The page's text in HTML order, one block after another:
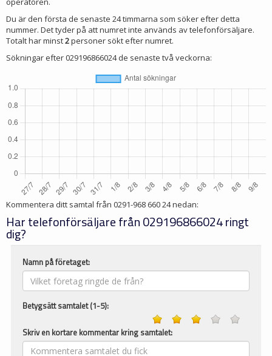
Du är den första de senaste 24 timmarna som söker efter detta
nummer. Det tyder på att numret inte används av telefonförsäljare.
Totalt har minst2personer sökt efter numret.
Sökningar efter 029196866024 de senaste två veckorna:
Kommentera ditt samtal från 0291-968 660 24nedan:
Har telefonförsäljare från 029196866024 ringt
dig?
Namn på företaget:
Betygsätt samtalet (1-5):
Skriv en kortare kommentar kring samtalet: